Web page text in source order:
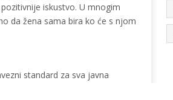
iskustvo. U mnogim
da žena sama bira ko će s njom
standard za sva javna